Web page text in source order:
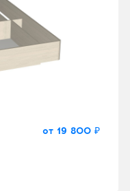
от 19 800 ₽